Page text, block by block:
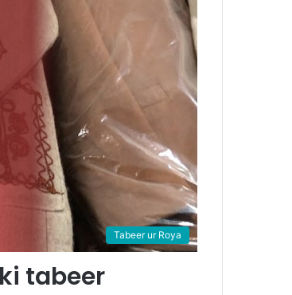
Tabeer ur Roya
tabeer